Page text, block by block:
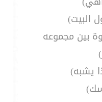
البيت)
بين مجموعه
يشبه)